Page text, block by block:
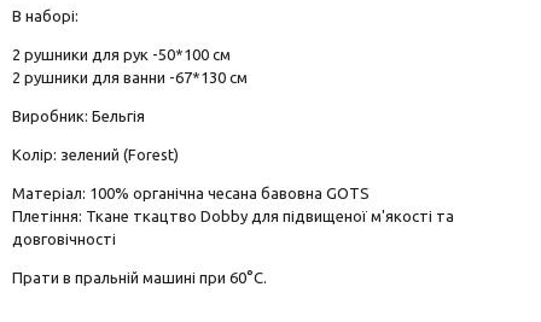
В наборі:
2 рушники для рук -50*100 см
2 рушники для ванни -67*130 см
Виробник: Бельгія
Колір: зелений (Forest)
Матеріал: 100% органічна чесана бавовна GOTS
Плетіння: Ткане ткацтво Dobby для підвищеної м'якості та
довговічності
Прати в пральній машині при 60°C.